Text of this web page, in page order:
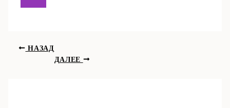
НАЗАД
ДАЛЕЕ